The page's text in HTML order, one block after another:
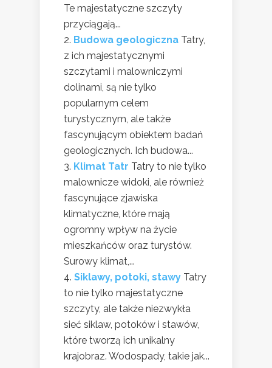
Te majestatyczne szczyty
przyciągają...
Budowa geologiczna Tatry,
z ich majestatycznymi
szczytami i malowniczymi
dolinami, są nie tylko
popularnym celem
turystycznym, ale także
fascynującym obiektem badań
geologicznych. Ich budowa...
Klimat Tatr Tatry to nie tylko
malownicze widoki, ale również
fascynujące zjawiska
klimatyczne, które mają
ogromny wpływ na życie
mieszkańców oraz turystów.
Surowy klimat,...
Siklawy, potoki, stawy Tatry
to nie tylko majestatyczne
szczyty, ale także niezwykła
sieć siklaw, potoków i stawów,
które tworzą ich unikalny
krajobraz. Wodospady, takie jak...